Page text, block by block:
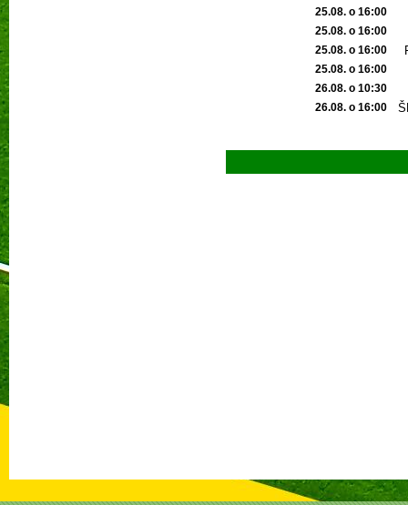
25.08. o 16:00
25.08. o 16:00
25.08. o 16:00
25.08. o 16:00
26.08. o 10:30
26.08. o 16:00